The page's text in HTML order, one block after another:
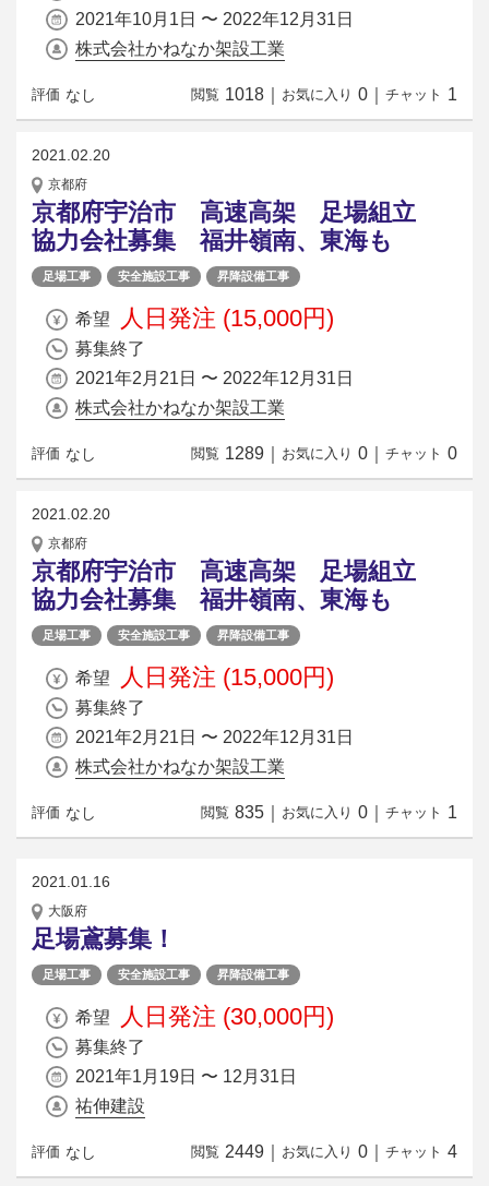
2021年10月1日 〜 2022年12月31日
株式会社かねなか架設工業
評価 なし 閲覧 1018 お気に入り 0 チャット 1
2021.02.20
京都府
京都府宇治市 高速高架 足場組立
協力会社募集 福井嶺南、東海も
足場工事 安全施設工事 昇降設備工事
希望 人日発注 (15,000円)
募集終了
2021年2月21日 〜 2022年12月31日
株式会社かねなか架設工業
評価 なし 閲覧 1289 お気に入り 0 チャット 0
2021.02.20
京都府
京都府宇治市 高速高架 足場組立
協力会社募集 福井嶺南、東海も
足場工事 安全施設工事 昇降設備工事
希望 人日発注 (15,000円)
募集終了
2021年2月21日 〜 2022年12月31日
株式会社かねなか架設工業
評価 なし 閲覧 835 お気に入り 0 チャット 1
2021.01.16
大阪府
足場鳶募集！
足場工事 安全施設工事 昇降設備工事
希望 人日発注 (30,000円)
募集終了
2021年1月19日 〜 12月31日
祐伸建設
評価 なし 閲覧 2449 お気に入り 0 チャット 4